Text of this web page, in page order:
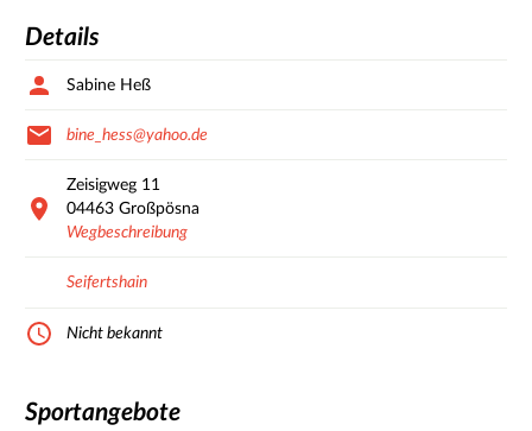
Details
Sabine Heß
bine_hess@yahoo.de
Zeisigweg 11
04463 Großpösna
Wegbeschreibung
Seifertshain
Nicht bekannt
Sportangebote